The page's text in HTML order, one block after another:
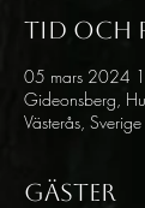
Tid och
05 mars 2024
Gideonsberg,
Västerås, Sverige
Gäster